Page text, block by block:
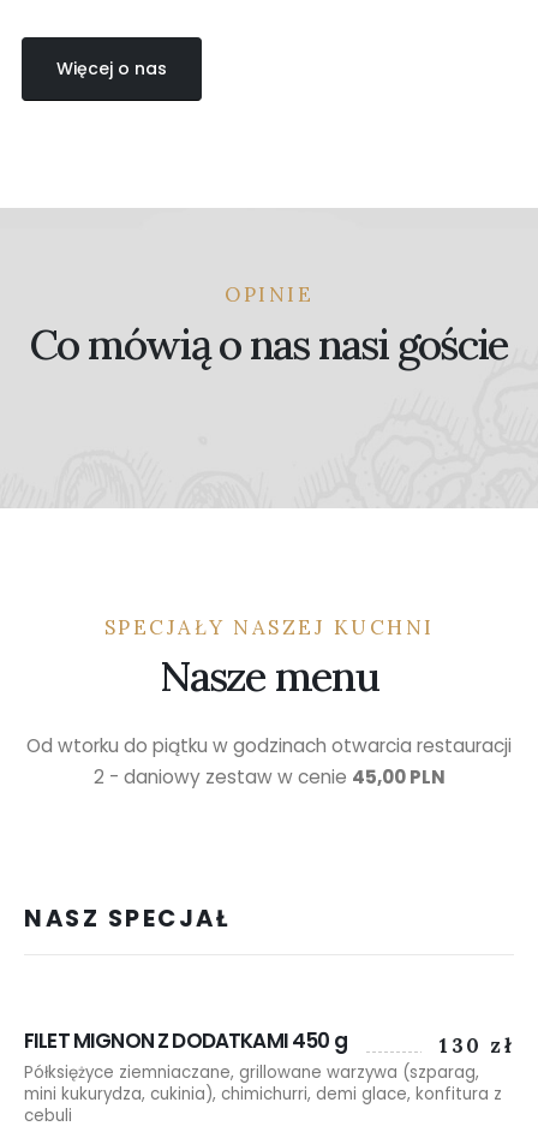
Więcej o nas
OPINIE
Co mówią o nas nasi goście
SPECJAŁY NASZEJ KUCHNI
Nasze menu
Od wtorku do piątku w godzinach otwarcia restauracji
2 - daniowy zestaw w cenie 45,00 PLN
NASZ SPECJAŁ
FILET MIGNON Z DODATKAMI 450 g 130 zł
Półksiężyce ziemniaczane, grillowane warzywa (szparag,
mini kukurydza, cukinia), chimichurri, demi glace, konfitura z
cebuli